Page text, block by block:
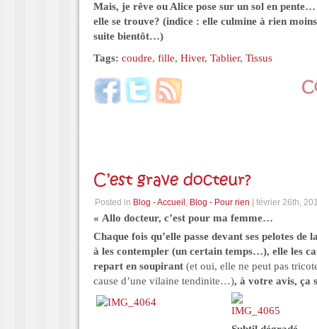
Mais, je rêve ou Alice pose sur un sol en
elle se trouve? (indice : elle culmine à rien
suite bientôt…)
Tags: coudre, fille, Hiver, Tablier, Tissus
C’est grave docteur?
Posted in Blog - Accueil , Blog - Pour rien | février 26th,
« Allo docteur, c’est pour ma femme…
Chaque fois qu’elle passe devant ses pelotes de
à les contempler (un certain temps…), elle les
repart en soupirant (et oui, elle ne peut pas
cause d’une vilaine tendinite…), à votre avis, ça